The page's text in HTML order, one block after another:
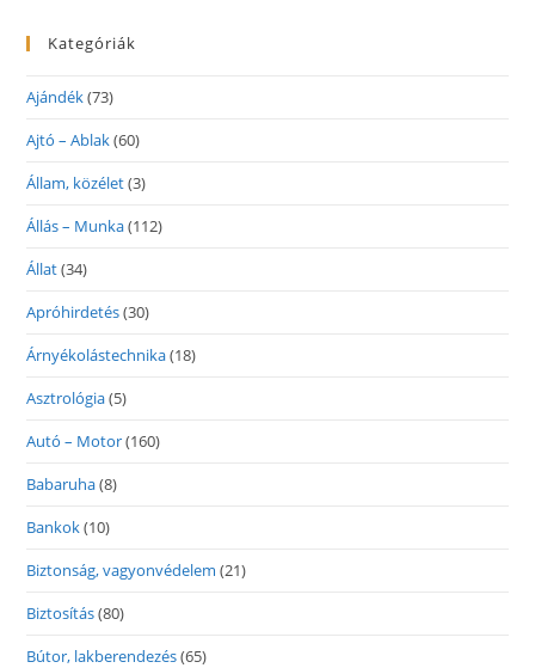
Kategóriák
Ajándék(73)
Ajtó – Ablak(60)
Állam, közélet(3)
Állás – Munka(112)
Állat(34)
Apróhirdetés(30)
Árnyékolástechnika(18)
Asztrológia(5)
Autó – Motor(160)
Babaruha(8)
Bankok(10)
Biztonság, vagyonvédelem (21)
Biztosítás(80)
Bútor, lakberendezés(65)